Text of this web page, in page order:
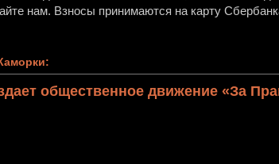
нам. Взносы принимаются на карту
общественное движение «За